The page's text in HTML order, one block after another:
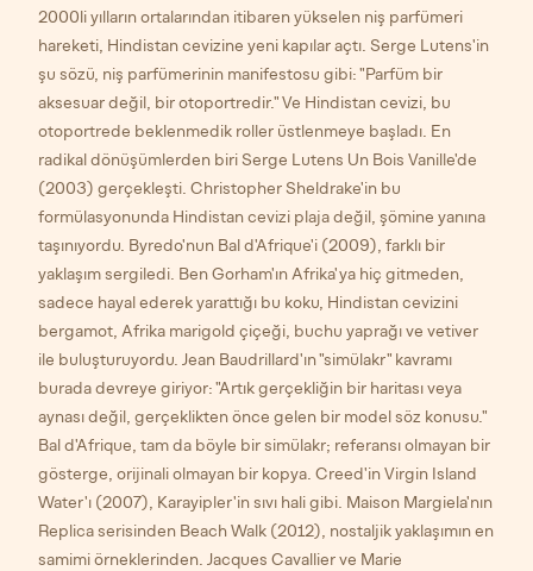
2000li yılların ortalarından itibaren yükselen niş parfümeri
hareketi, Hindistan cevizine yeni kapılar açtı. Serge Lutens'in
şu sözü, niş parfümerinin manifestosu gibi: "Parfüm bir
aksesuar değil, bir otoportredir." Ve Hindistan cevizi, bu
otoportrede beklenmedik roller üstlenmeye başladı. En
radikal dönüşümlerden biri Serge Lutens Un Bois Vanille'de
(2003) gerçekleşti. Christopher Sheldrake'in bu
formülasyonunda Hindistan cevizi plaja değil, şömine yanına
taşınıyordu. Byredo'nun Bal d'Afrique'i (2009), farklı bir
yaklaşım sergiledi. Ben Gorham'ın Afrika'ya hiç gitmeden,
sadece hayal ederek yarattığı bu koku, Hindistan cevizini
bergamot, Afrika marigold çiçeği, buchu yaprağı ve vetiver
ile buluşturuyordu. Jean Baudrillard'ın "simülakr" kavramı
burada devreye giriyor: "Artık gerçekliğin bir haritası veya
aynası değil, gerçeklikten önce gelen bir model söz konusu."
Bal d'Afrique, tam da böyle bir simülakr; referansı olmayan bir
gösterge, orijinali olmayan bir kopya. Creed'in Virgin Island
Water'ı (2007), Karayipler'in sıvı hali gibi. Maison Margiela'nın
Replica serisinden Beach Walk (2012), nostaljik yaklaşımın en
samimi örneklerinden. Jacques Cavallier ve Marie